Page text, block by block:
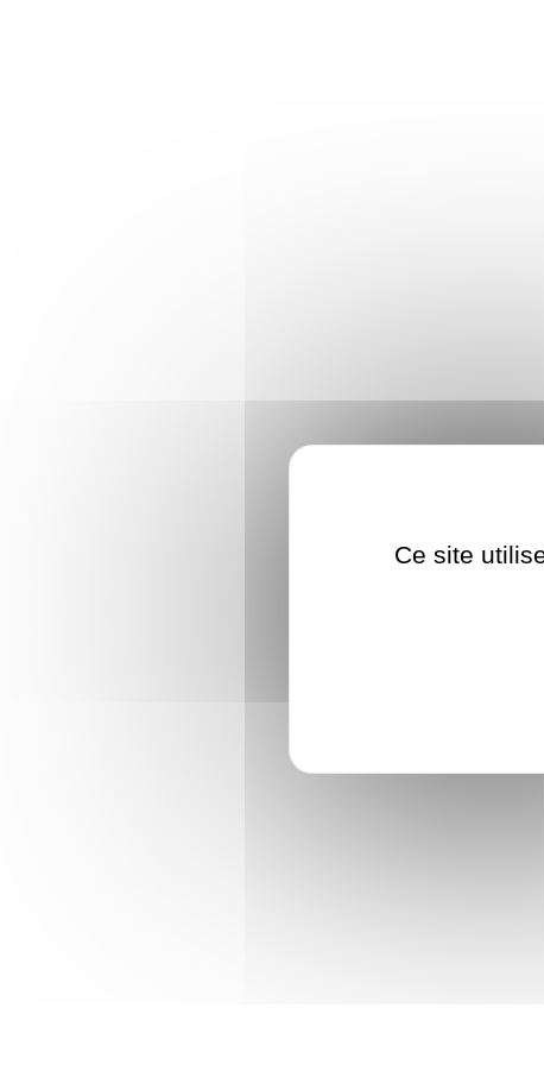
Ce site